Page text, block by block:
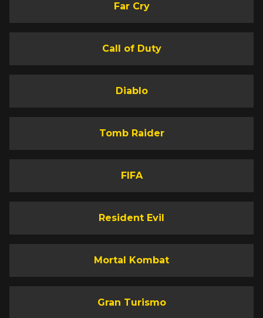
Far Cry
Call of Duty
Diablo
Tomb Raider
FIFA
Resident Evil
Mortal Kombat
Gran Turismo